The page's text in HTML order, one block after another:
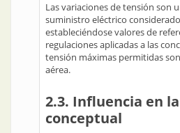
Las variaciones de tensión son
suministro eléctrico
estableciéndose valores de
regulaciones aplicadas a las
tensión máximas permitidas
aérea.
2.3. Influencia en
conceptual